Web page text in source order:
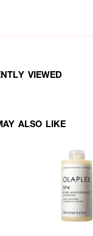
VIEWED
ALSO LIKE